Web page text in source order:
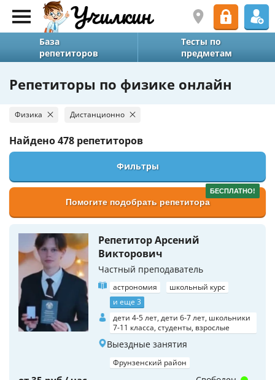
База
репетиторов
Тесты по
предметам
Репетиторы по физике онлайн
Физика Дистанционно
Найдено478 репетиторов
Фильтры
БЕСПЛАТНО!
Помогите подобрать репетитора
Репетитор Арсений
Викторович
Частный преподаватель
астрономия
школьный курс
и еще 3
дети 4-5 лет, дети 6-7 лет, школьники
7-11 класса, студенты, взрослые
Выездные занятия
Фрунзенский район